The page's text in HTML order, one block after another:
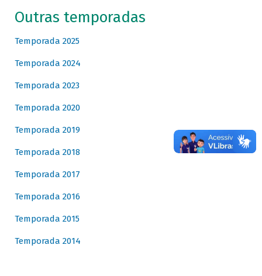
Outras temporadas
Temporada 2025
Temporada 2024
Temporada 2023
Temporada 2020
Temporada 2019
Temporada 2018
Temporada 2017
Temporada 2016
Temporada 2015
Temporada 2014